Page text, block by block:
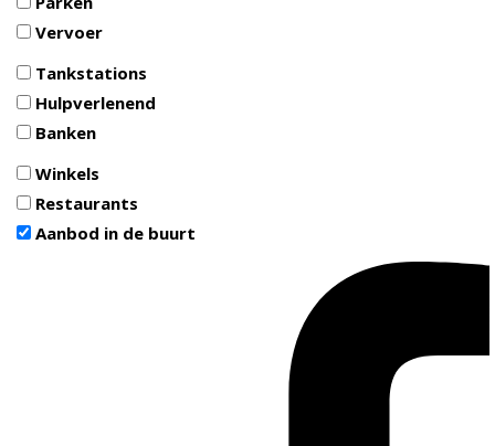
Vervoer
Tankstations
Hulpverlenend
Banken
Winkels
Restaurants
Aanbod in de buurt